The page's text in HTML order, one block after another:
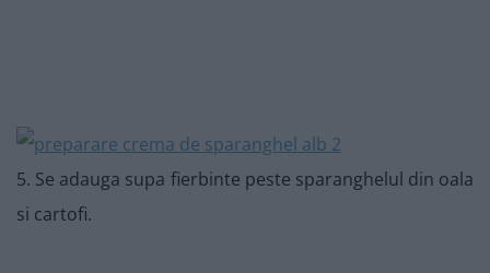
5. Se adauga supa fierbinte peste sparanghelul din oala
si cartofi.